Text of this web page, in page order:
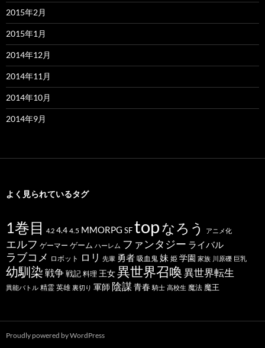
2015年2月
2015年1月
2014年12月
2014年11月
2014年10月
2014年9月
よく見られているタグ
1巻目 4.2 4.4 4.5 MMORPG SFtopなろう アニメ化
エルフ ゲーマー ゲーム ハーレム ファンタジー ライバル
ラブコメ ロボット ロリ 先輩 勇者 吸血鬼 妹 姫 学園 家族 川原礫 巨乳
幼馴染 戦争戦記 料理 王女異世界召喚異世界転生
異能バトル 精霊 英雄 裏切り 軍師 陰謀青春 騎士 高校生 魔法 魔王
Proudly powered by WordPress